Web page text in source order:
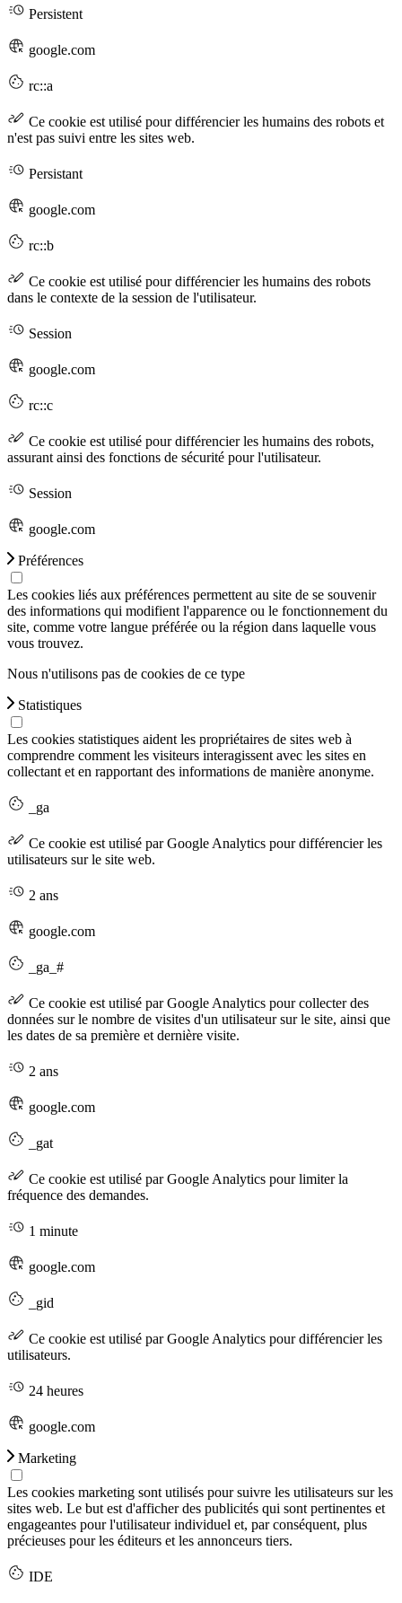
Persistent
google.com
rc::a
Ce cookie est utilisé pour différencier les humains des robots et
n'est pas suivi entre les sites web.
Persistant
google.com
rc::b
Ce cookie est utilisé pour différencier les humains des robots
dans le contexte de la session de l'utilisateur.
Session
google.com
rc::c
Ce cookie est utilisé pour différencier les humains des robots,
assurant ainsi des fonctions de sécurité pour l'utilisateur.
Session
google.com
Préférences
Les cookies liés aux préférences permettent au site de se souvenir
des informations qui modifient l'apparence ou le fonctionnement du
site, comme votre langue préférée ou la région dans laquelle vous
vous trouvez.
Nous n'utilisons pas de cookies de ce type
Statistiques
Les cookies statistiques aident les propriétaires de sites web à
comprendre comment les visiteurs interagissent avec les sites en
collectant et en rapportant des informations de manière anonyme.
_ga
Ce cookie est utilisé par Google Analytics pour différencier les
utilisateurs sur le site web.
2 ans
google.com
_ga_#
Ce cookie est utilisé par Google Analytics pour collecter des
données sur le nombre de visites d'un utilisateur sur le site, ainsi que
les dates de sa première et dernière visite.
2 ans
google.com
_gat
Ce cookie est utilisé par Google Analytics pour limiter la
fréquence des demandes.
1 minute
google.com
_gid
Ce cookie est utilisé par Google Analytics pour différencier les
utilisateurs.
24 heures
google.com
Marketing
Les cookies marketing sont utilisés pour suivre les utilisateurs sur les
sites web. Le but est d'afficher des publicités qui sont pertinentes et
engageantes pour l'utilisateur individuel et, par conséquent, plus
précieuses pour les éditeurs et les annonceurs tiers.
IDE